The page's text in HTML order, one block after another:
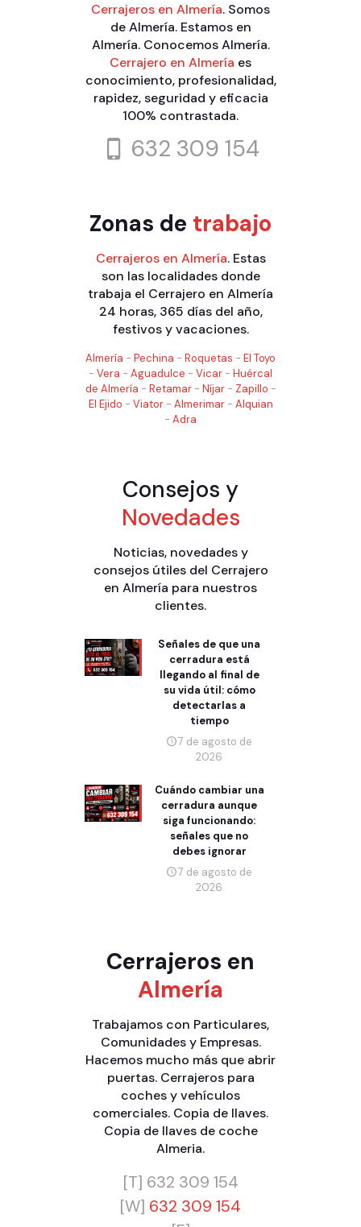
Cerrajeros en Almería. Somos
de Almería. Estamos en
Almería. Conocemos Almería.
Cerrajero en Almería es
conocimiento, profesionalidad,
rapidez, seguridad y eficacia
100% contrastada.
632 309 154
Zonas de trabajo
Cerrajeros en Almería. Estas
son las localidades donde
trabaja el Cerrajero en Almería
24 horas, 365 días del año,
festivos y vacaciones.
Almería - Pechina - Roquetas - El Toyo
- Vera - Aguadulce - Vicar - Huércal
de Almería - Retamar- Níjar- Zapillo -
El Ejido - Viator- Almerimar- Alquian
- Adra
Consejos y
Novedades
Noticias, novedades y
consejos útiles del Cerrajero
en Almería para nuestros
clientes.
Señales de que una
cerradura está
llegando al final de
su vida útil: cómo
detectarlas a
tiempo
7 de agosto de
2026
Cuándo cambiar una
cerradura aunque
siga funcionando:
señales que no
debes ignorar
7 de agosto de
2026
Cerrajeros en
Almería
Trabajamos con Particulares,
Comunidadesy Empresas.
Hacemos mucho más que abrir
puertas. Cerrajeros para
coches y vehículos
comerciales. Copia de llaves.
Copia de llaves de coche
Almeria.
[T] 632 309 154
[W] 632 309 154